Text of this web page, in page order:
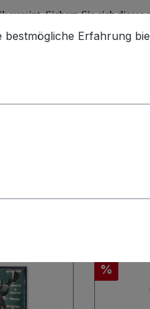
vereint. Sichern Sie sich
Rabatt
%
Erfahrung
bestmögliche Erfahrung